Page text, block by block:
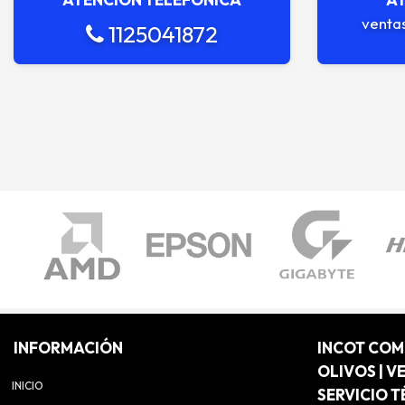
1125041872
INFORMACIÓN
INICIO
INCOT
OLIVOS |
SERVICIO